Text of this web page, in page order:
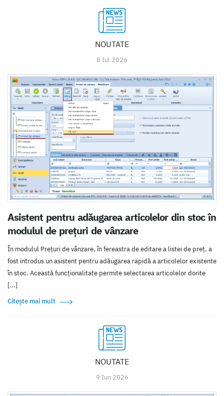
NOUTATE
8 Iul 2026
Asistent pentru adăugarea articolelor din stoc în
modulul de prețuri de vânzare
În modulul Prețuri de vânzare, în fereastra de editare a listei de preț, a
fost introdus un asistent pentru adăugarea rapidă a articolelor existente
în stoc. Această funcționalitate permite selectarea articolelor dorite
[...]
Citește mai mult
NOUTATE
9 Iun 2026